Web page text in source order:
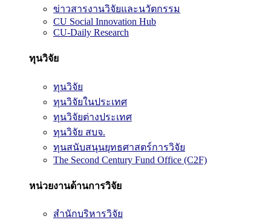
ข่าวสารงานวิจัยและนวัตกรรม
CU Social Innovation Hub
CU-Daily Research
ทุนวิจัย
ทุนวิจัย
ทุนวิจัยในประเทศ
ทุนวิจัยต่างประเทศ
ทุนวิจัย สบจ.
ทุนสนับสนุนยุทธศาสตร์การวิจัย
The Second Century Fund Office (C2F)
หน่วยงานด้านการวิจัย
สำนักบริหารวิจัย